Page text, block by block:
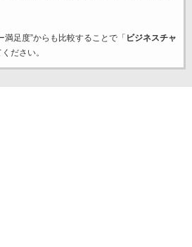
足度”からも比較することで「 ビジネスチャ
ださい。